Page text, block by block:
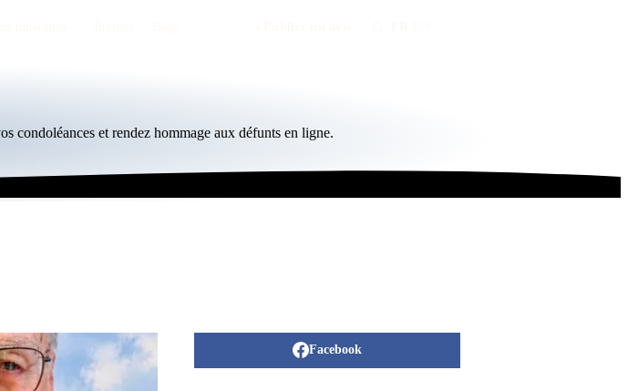
condoléances et rendez hommage aux défunts en ligne.
Facebook